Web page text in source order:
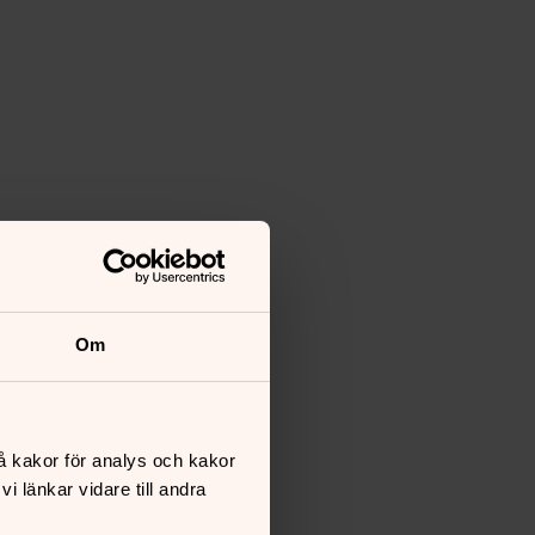
Om
kakor för analys och kakor
länkar vidare till andra